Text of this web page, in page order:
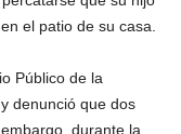
el patio de su casa.
Público de la
denunció que dos
durante la